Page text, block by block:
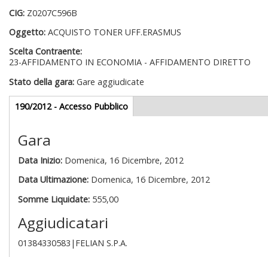
CIG: Z0207C596B
Oggetto: ACQUISTO TONER UFF.ERASMUS
Scelta Contraente:
23-AFFIDAMENTO IN ECONOMIA - AFFIDAMENTO DIRETTO
Stato della gara: Gare aggiudicate
Gare appalti
190/2012 - Accesso Pubblico(scheda
attiva)
Gara
Data Inizio: Domenica, 16 Dicembre, 2012
Data Ultimazione: Domenica, 16 Dicembre, 2012
Somme Liquidate: 555,00
Aggiudicatari
01384330583|FELIAN S.P.A.